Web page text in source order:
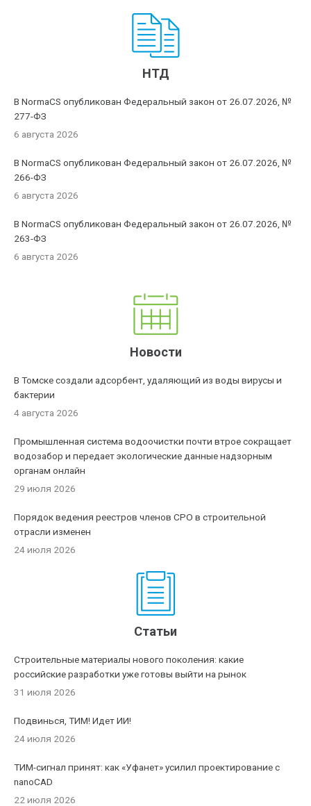
НТД
В NormaCS опубликован Федеральный закон от 26.07.2026, №
277-ФЗ
6 августа 2026
В NormaCS опубликован Федеральный закон от 26.07.2026, №
266-ФЗ
6 августа 2026
В NormaCS опубликован Федеральный закон от 26.07.2026, №
263-ФЗ
6 августа 2026
Новости
В Томске создали адсорбент, удаляющий из воды вирусы и
бактерии
4 августа 2026
Промышленная система водоочистки почти втрое сокращает
водозабор и передает экологические данные надзорным
органам онлайн
29 июля 2026
Порядок ведения реестров членов СРО в строительной
отрасли изменен
24 июля 2026
Статьи
Строительные материалы нового поколения: какие
российские разработки уже готовы выйти на рынок
31 июля 2026
Подвинься, ТИМ! Идет ИИ!
24 июля 2026
ТИМ-сигнал принят: как «Уфанет» усилил проектирование с
nanoCAD
22 июля 2026